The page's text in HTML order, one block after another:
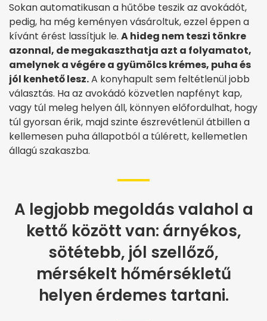
Sokan automatikusan a hűtőbe teszik az avokádót,
pedig, ha még keményen vásároltuk, ezzel éppen a
kívánt érést lassítjuk le. A hideg nem teszi tönkre
azonnal, de megakaszthatja azt a folyamatot,
amelynek a végére a gyümölcs krémes, puha és
jól kenhető lesz.A konyhapult sem feltétlenül jobb
választás. Ha az avokádó közvetlen napfényt kap,
vagy túl meleg helyen áll, könnyen előfordulhat, hogy
túl gyorsan érik, majd szinte észrevétlenül átbillen a
kellemesen puha állapotból a túlérett, kellemetlen
állagú szakaszba.
A legjobb megoldás valahol a
kettő között van: árnyékos,
sötétebb, jól szellőző,
mérsékelt hőmérsékletű
helyen érdemes tartani.